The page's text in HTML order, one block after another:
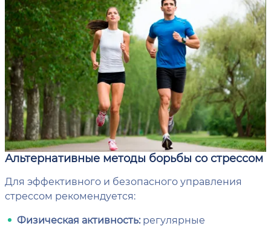
Альтернативные методы борьбы со стрессом
Для эффективного и безопасного управления
стрессом рекомендуется:
Физическая активность:регулярные